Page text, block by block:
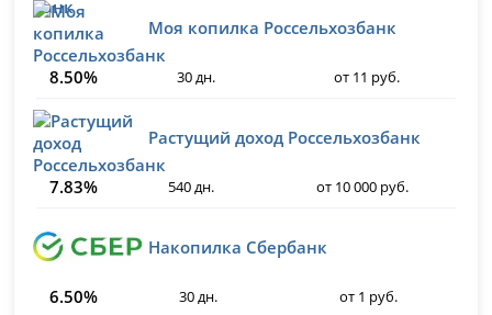
Моя копилка Россельхозбанк
8.50% 30 дн. от 11 руб.
Растущий доход Россельхозбанк
7.83% 540 дн. от 10 000 руб.
Накопилка Сбербанк
6.50% 30 дн. от 1 руб.